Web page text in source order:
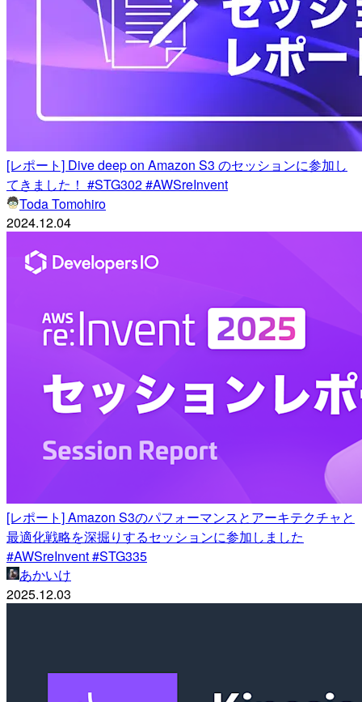
[レポート] Dive deep on Amazon S3 のセッションに参加し
てきました！ #STG302 #AWSreInvent
Toda Tomohiro
2024.12.04
[レポート] Amazon S3のパフォーマンスとアーキテクチャと
最適化戦略を深掘りするセッションに参加しました
#AWSreInvent #STG335
あかいけ
2025.12.03